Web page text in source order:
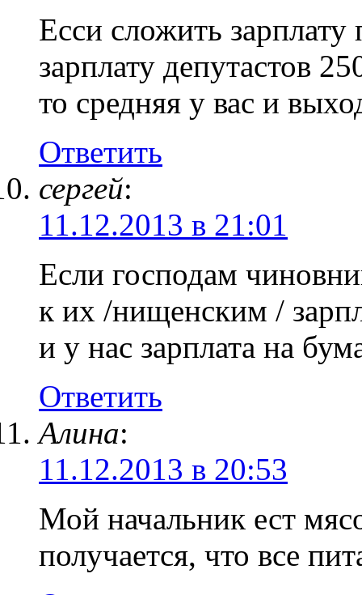
Есси сложить
зарплату депутастов
то средняя у вас и
Ответить
сергей:
11.12.2013 в 21:01
Если господам
к их /нищенским /
и у нас зарплата на
Ответить
Алина:
11.12.2013 в 20:53
Мой начальник ест
получается, что все